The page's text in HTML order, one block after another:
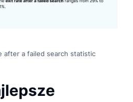
after a failed search statistic